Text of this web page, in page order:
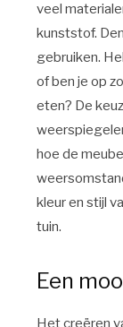
veel
kunststof.
gebruiken.
of ben je op
eten? De
hoe de
kleur en stijl
tuin.
Een
Het creëren